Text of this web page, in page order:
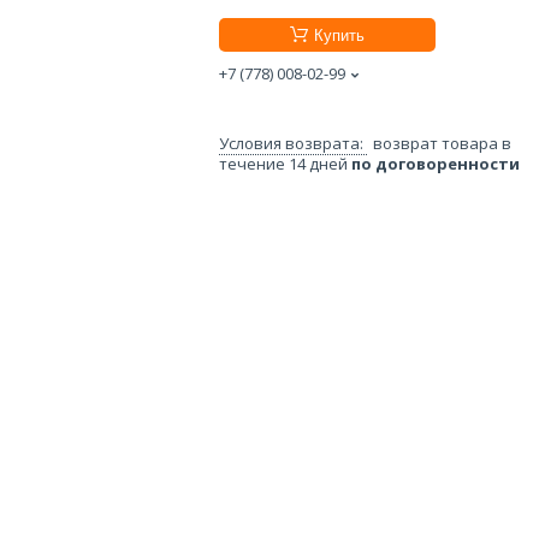
Купить
+7 (778) 008-02-99
возврат товара в
течение 14 дней по договоренности